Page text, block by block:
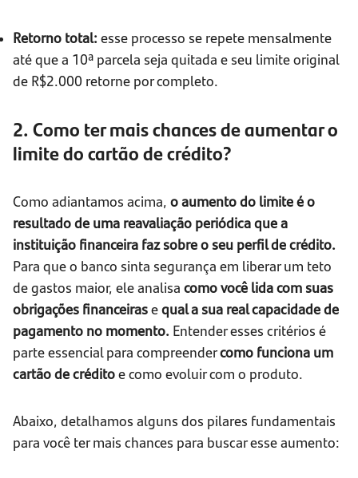
Retorno total: esse processo se repete mensalmente
até que a 10ª parcela seja quitada e seu limite original
de R$2.000 retorne por completo.
2. Como ter mais chances de aumentar o
limite do cartão de crédito?
Como adiantamos acima, o aumento do limite é o
resultado de uma reavaliação periódica que a
instituição financeira faz sobre o seu perfil de crédito.
Para que o banco sinta segurança em liberar um teto
de gastos maior, ele analisa como você lida com suas
obrigações financeirasequal a sua real capacidade de
pagamento no momento. Entender esses critérios é
parte essencial para compreendercomo funciona um
cartão de créditoe como evoluir com o produto.
Abaixo, detalhamos alguns dos pilares fundamentais
para você ter mais chances para buscar esse aumento: